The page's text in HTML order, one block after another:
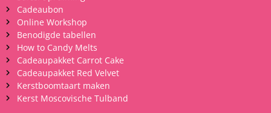
Cadeaubon
Online Workshop
Benodigde tabellen
How to Candy Melts
Cadeaupakket Carrot Cake
Cadeaupakket Red Velvet
Kerstboomtaart maken
Kerst Moscovische Tulband